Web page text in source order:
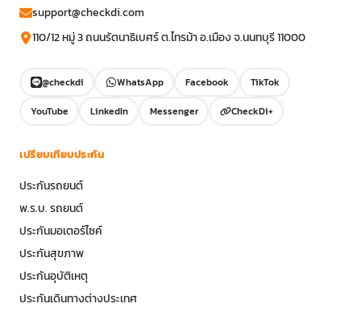
support@checkdi.com
110/12 หมู่ 3 ถนนรัตนาธิเบศร์ ต.ไทรม้า อ.เมือง จ.นนทบุรี 11000
@checkdi WhatsApp Facebook
TikTok
YouTube
LinkedIn Messenger CheckDi+
เปรียบเทียบประกัน
ประกันรถยนต์
พ.ร.บ. รถยนต์
ประกันมอเตอร์ไซค์
ประกันสุขภาพ
ประกันอุบัติเหตุ
ประกันเดินทางต่างประเทศ